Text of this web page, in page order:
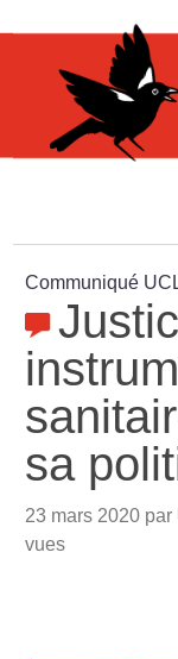
Communiqué
sa
23 mars 2020 par
vues